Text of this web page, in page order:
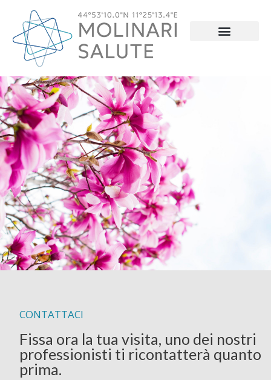
CONTATTACI
Fissa ora la tua visita, uno dei nostri
professionisti ti ricontatterà quanto
prima.